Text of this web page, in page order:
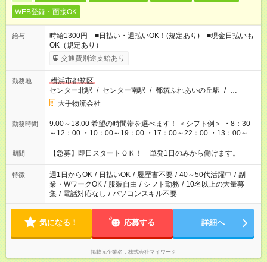
WEB登録・面接OK
給与
時給1300円 ■日払い・週払いOK！(規定あり) ■現金日払いも
OK（規定あり）
交通費別途支給あり
勤務地
横浜市都筑区
センター北駅 / センター南駅 / 都筑ふれあいの丘駅 / …
大手物流会社
勤務時間
9:00～18:00 希望の時間帯を選べます！ ＜シフト例＞ ・8：30
～12：00 ・10：00～19：00 ・17：00～22：00 ・13：00～
22：00 ・22：00～翌6：00 など
期間 【急募】即日スタートＯＫ！ 単発1日のみから働けます。
特徴 週1日からOK / 日払いOK / 履歴書不要 / 40～50代活躍中 / 副
業・WワークOK / 服装自由 / シフト勤務 / 10名以上の大量募
集 / 電話対応なし / パソコンスキル不要
気になる！ 応募する 詳細へ
掲載元企業名 株式会社マイワーク